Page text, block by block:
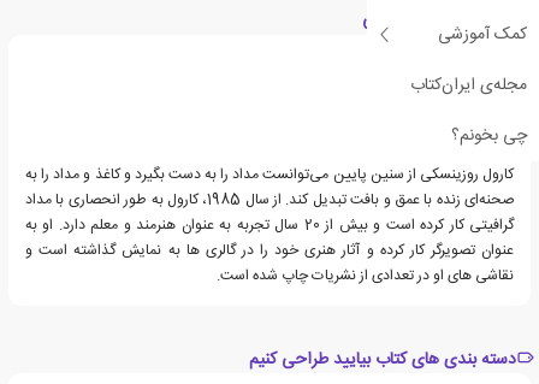
کمک آموزشی
مجله‌ی ایران‌کتاب
چی بخونم؟
درباره کارول روزینسکی
کارول روزینسکی از سنین پایین می‌توانست مداد را به دست بگیرد و کاغذ و مداد را به
صحنه‌ای زنده با عمق و بافت تبدیل کند. از سال 1985، کارول به طور انحصاری با مداد
گرافیتی کار کرده است و بیش از 20 سال تجربه به عنوان هنرمند و معلم دارد. او به
عنوان تصویرگر کار کرده و آثار هنری خود را در گالری ها به نمایش گذاشته است و
نقاشی های او در تعدادی از نشریات چاپ شده است.
دسته بندی های کتاب بیایید طراحی کنیم